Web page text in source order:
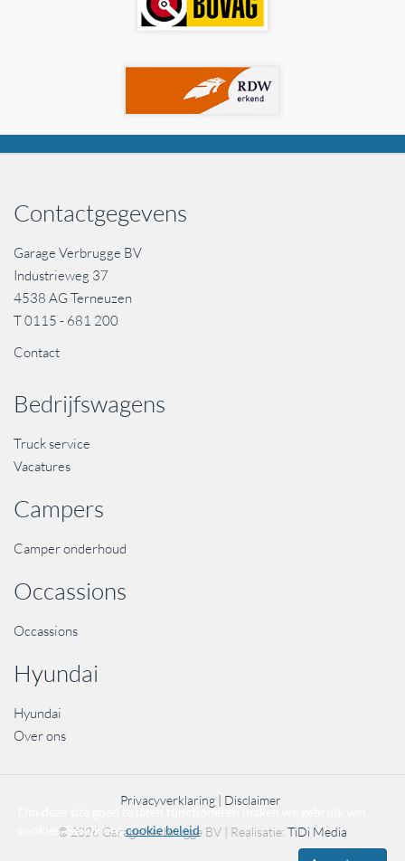
Contactgegevens
Garage Verbrugge BV
Industrieweg 37
4538 AG Terneuzen
T0115 - 681 200
Contact
Bedrijfswagens
Truck service
Vacatures
Campers
Camper onderhoud
Occassions
Occassions
Hyundai
Hyundai
Over ons
Privacyverklaring Disclaimer
© 2026 Garage Verbrugge BV | Realisatie: TiDi Media
Om deze site goed te laten functioneren maken we gebruik van
cookies. Bekijk onscookie beleid